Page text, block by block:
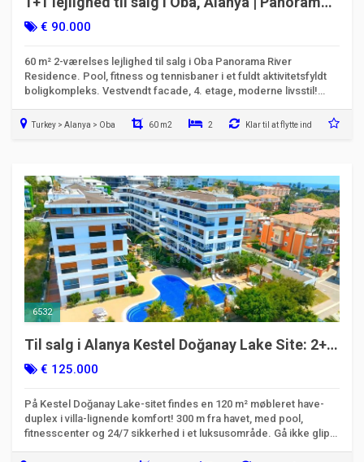
River Residence | Kode 6525
€ 90.000
60 m² 2-værelses lejlighed til salg i Oba Panorama River
Residence. Pool, fitness og tennisbaner i et fuldt aktivitetsfyldt
boligkompleks. Vestvendt facade, 4. etage, moderne livsstil!
Turkey > Alanya > Oba 60 m2 2 Klar til at flytte ind
6532
Til salg i Alanya Kestel Doğanay Lake Site: 2+1
have-dobbelhus
€ 125.000
På Kestel Doğanay Lake-sitet findes en 120 m² møbleret have-
duplex i villa-lignende komfort! 300 m fra havet, med pool,
fitnesscenter og 24/7 sikkerhed i et luksusområde. Gå ikke glip